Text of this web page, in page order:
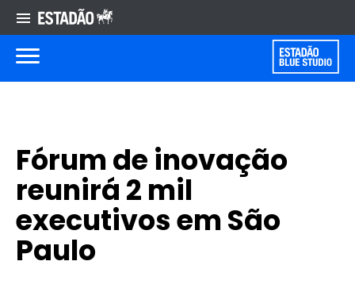
Fórum de inovação
reunirá 2 mil
executivos em São
Paulo